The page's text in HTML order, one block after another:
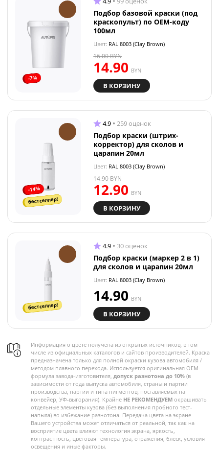
-7%
Подбор базовой краски (под
краскопульт) по OEM-коду
100мл
Цвет: RAL 8003 (Clay Brown)
14.90 BYN
16.00BYN
В КОРЗИНУ
-14%
бестселлер!
4.9 259 оценок
Подбор краски (штрих-
корректор) для сколов и
царапин 20мл
Цвет: RAL 8003 (Clay Brown)
12.90 BYN
14.90BYN
В КОРЗИНУ
бестселлер!
4.9 30 оценок
Подбор краски (маркер 2 в 1)
для сколов и царапин 20мл
Цвет: RAL 8003 (Clay Brown)
14.90 BYN
В КОРЗИНУ
Информация о цвете получена из открытых источников, в том
числе из официальных каталогов и сайтов производителей. Краска
предназначена только для полной окраски кузова автомобиля /
методом плавного перехода. Используется оригинальная OEM-
формула завода-изготовителя, допуск разнотона до 10% (в
зависимости от года выпуска автомобиля, страны и партии
производства, партии и типа пигментов, поставляемых на
конвейер, УФ-выгорания). Крайне НЕ РЕКОМЕНДУЕМ окрашивать
отдельные элементы кузова (без выполнения пробного тест-
напыла) во избежание разнотона. Передача цвета на экране
Вашего устройства может отличаться от реальной, так как на
восприятие цвета влияют технология экрана, яркость,
контрастность, цветовая температура, отражения, блеск, условия
освещения и иные факторы.